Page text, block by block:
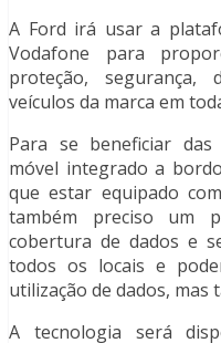
A Ford irá usar a
Vodafone para
proteção, segurança,
veículos da marca em
Para se beneficiar das
móvel integrado a
que estar equipado
também preciso um
cobertura de dados e
todos os locais e
utilização de dados, mas
A tecnologia será